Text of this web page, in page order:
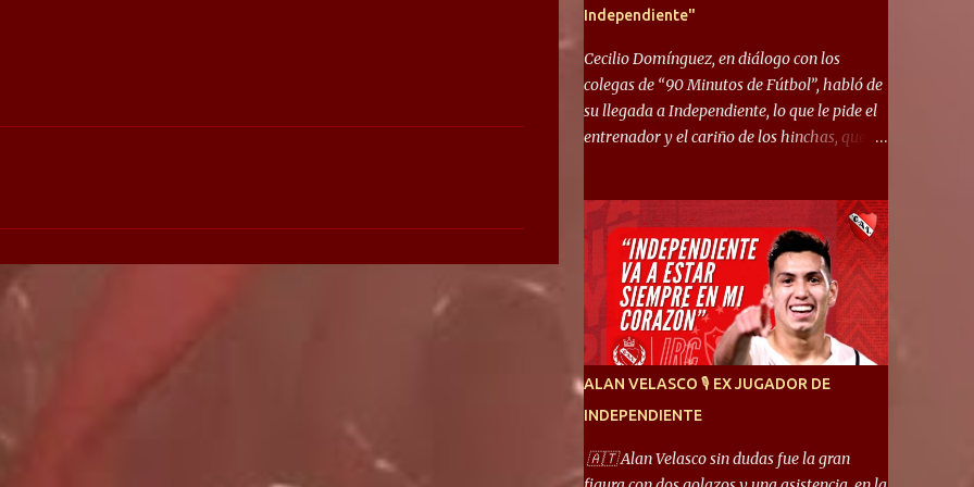
Independiente"
Cecilio Domínguez, en diálogo con los
colegas de “90 Minutos de Fútbol”, habló de
su llegada a Independiente, lo que le pide el
entrenador y el cariño de los hinchas, que se
ayuda a que me adapte rápidamente, soy un
hombre alegre y abierto. Creo que lo estoy
haciendo muy bien. Cuando llegué, llegué a
un Independiente que juega muy dinámico y
me gusta mucho. Me favorece por la forma
de jugar mía y eso también ayudó a que me
adapte”. “Me siento mejor por izquierda,
pero me gusta mucho jugar de 9, y juego sin
problemas por derecha también. Jugar de 9
y de extremo por izquierda es diferente. A mi
me gusta jugar por fuera, porque tengo mas
ALAN VELASCO 🎙 EX JUGADOR DE
INDEPENDIENTE
🇦🇹 Alan Velasco sin dudas fue la gran